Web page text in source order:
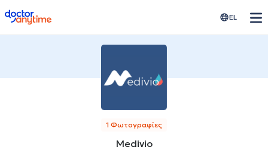
doctoranytime EL
1 Φωτογραφίες
Medivio